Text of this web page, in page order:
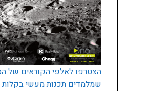
הצטרפו לאלפי הקוראים של
שמלמדים תכנות מעשי בקלות